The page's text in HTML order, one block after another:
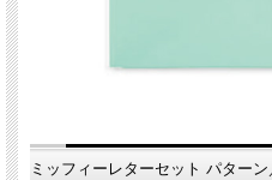
ミッフィーレターセット パターン